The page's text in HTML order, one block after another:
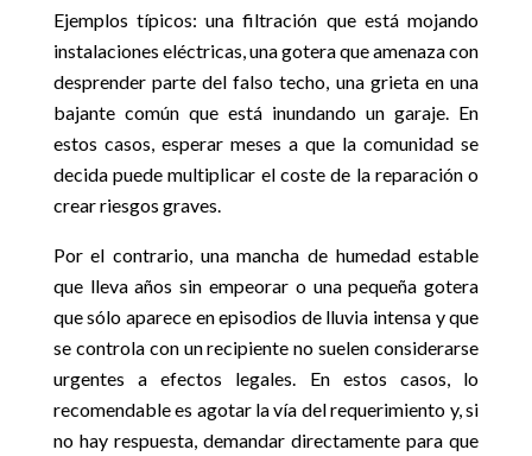
Ejemplos típicos: una filtración que está mojando
instalaciones eléctricas, una gotera que amenaza con
desprender parte del falso techo, una grieta en una
bajante común que está inundando un garaje. En
estos casos, esperar meses a que la comunidad se
decida puede multiplicar el coste de la reparación o
crear riesgos graves.
Por el contrario, una mancha de humedad estable
que lleva años sin empeorar o una pequeña gotera
que sólo aparece en episodios de lluvia intensa y que
se controla con un recipiente no suelen considerarse
urgentes a efectos legales. En estos casos, lo
recomendable es agotar la vía del requerimiento y, si
no hay respuesta, demandar directamente para que